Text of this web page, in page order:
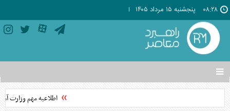
۰۸:۲۸ پنجشنبه ۱۵ مرداد ۱۴۰۵
تغییر
وضعیت
منوی
اطلاعیه مهم وزارت